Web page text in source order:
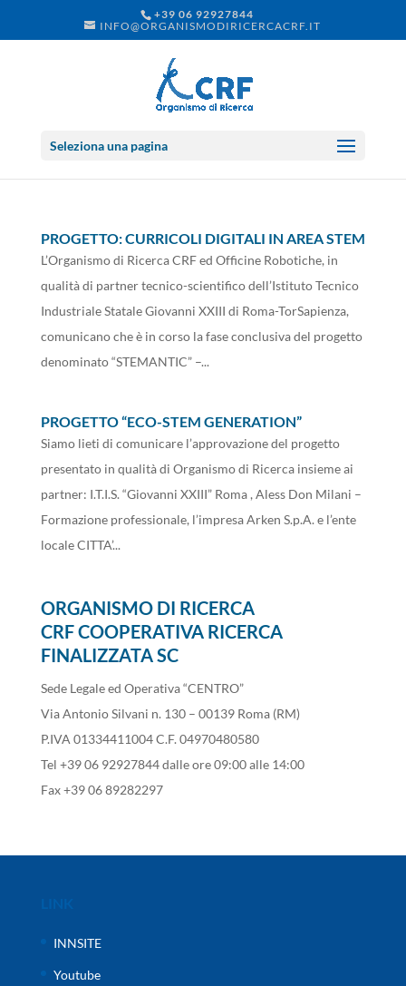
+39 06 92927844
INFO@ORGANISMODIRICERCACRF.IT
Seleziona una pagina
PROGETTO: CURRICOLI DIGITALI IN AREA STEM
L’Organismo di Ricerca CRF ed Officine Robotiche, in
qualità di partner tecnico-scientifico dell’Istituto Tecnico
Industriale Statale Giovanni XXIII di Roma-TorSapienza,
comunicano che è in corso la fase conclusiva del progetto
denominato “STEMANTIC” –...
PROGETTO “ECO-STEM GENERATION”
Siamo lieti di comunicare l’approvazione del progetto
presentato in qualità di Organismo di Ricerca insieme ai
partner: I.T.I.S. “Giovanni XXIII” Roma , Aless Don Milani –
Formazione professionale, l’impresa Arken S.p.A. e l’ente
locale CITTA’...
ORGANISMO DI RICERCA
CRF COOPERATIVA RICERCA
FINALIZZATA SC
Sede Legale ed Operativa “CENTRO”
Via Antonio Silvani n. 130 – 00139 Roma (RM)
P.IVA 01334411004 C.F. 04970480580
Tel +39 06 92927844 dalle ore 09:00 alle 14:00
Fax +39 06 89282297
LINK
INNSITE
Youtube